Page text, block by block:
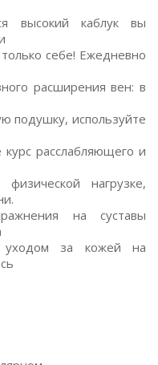
высокий каблук вы
себе! Ежедневно
расширения вен: в
подушку, используйте
расслабляющего и
нагрузке,
на суставы
за кожей на